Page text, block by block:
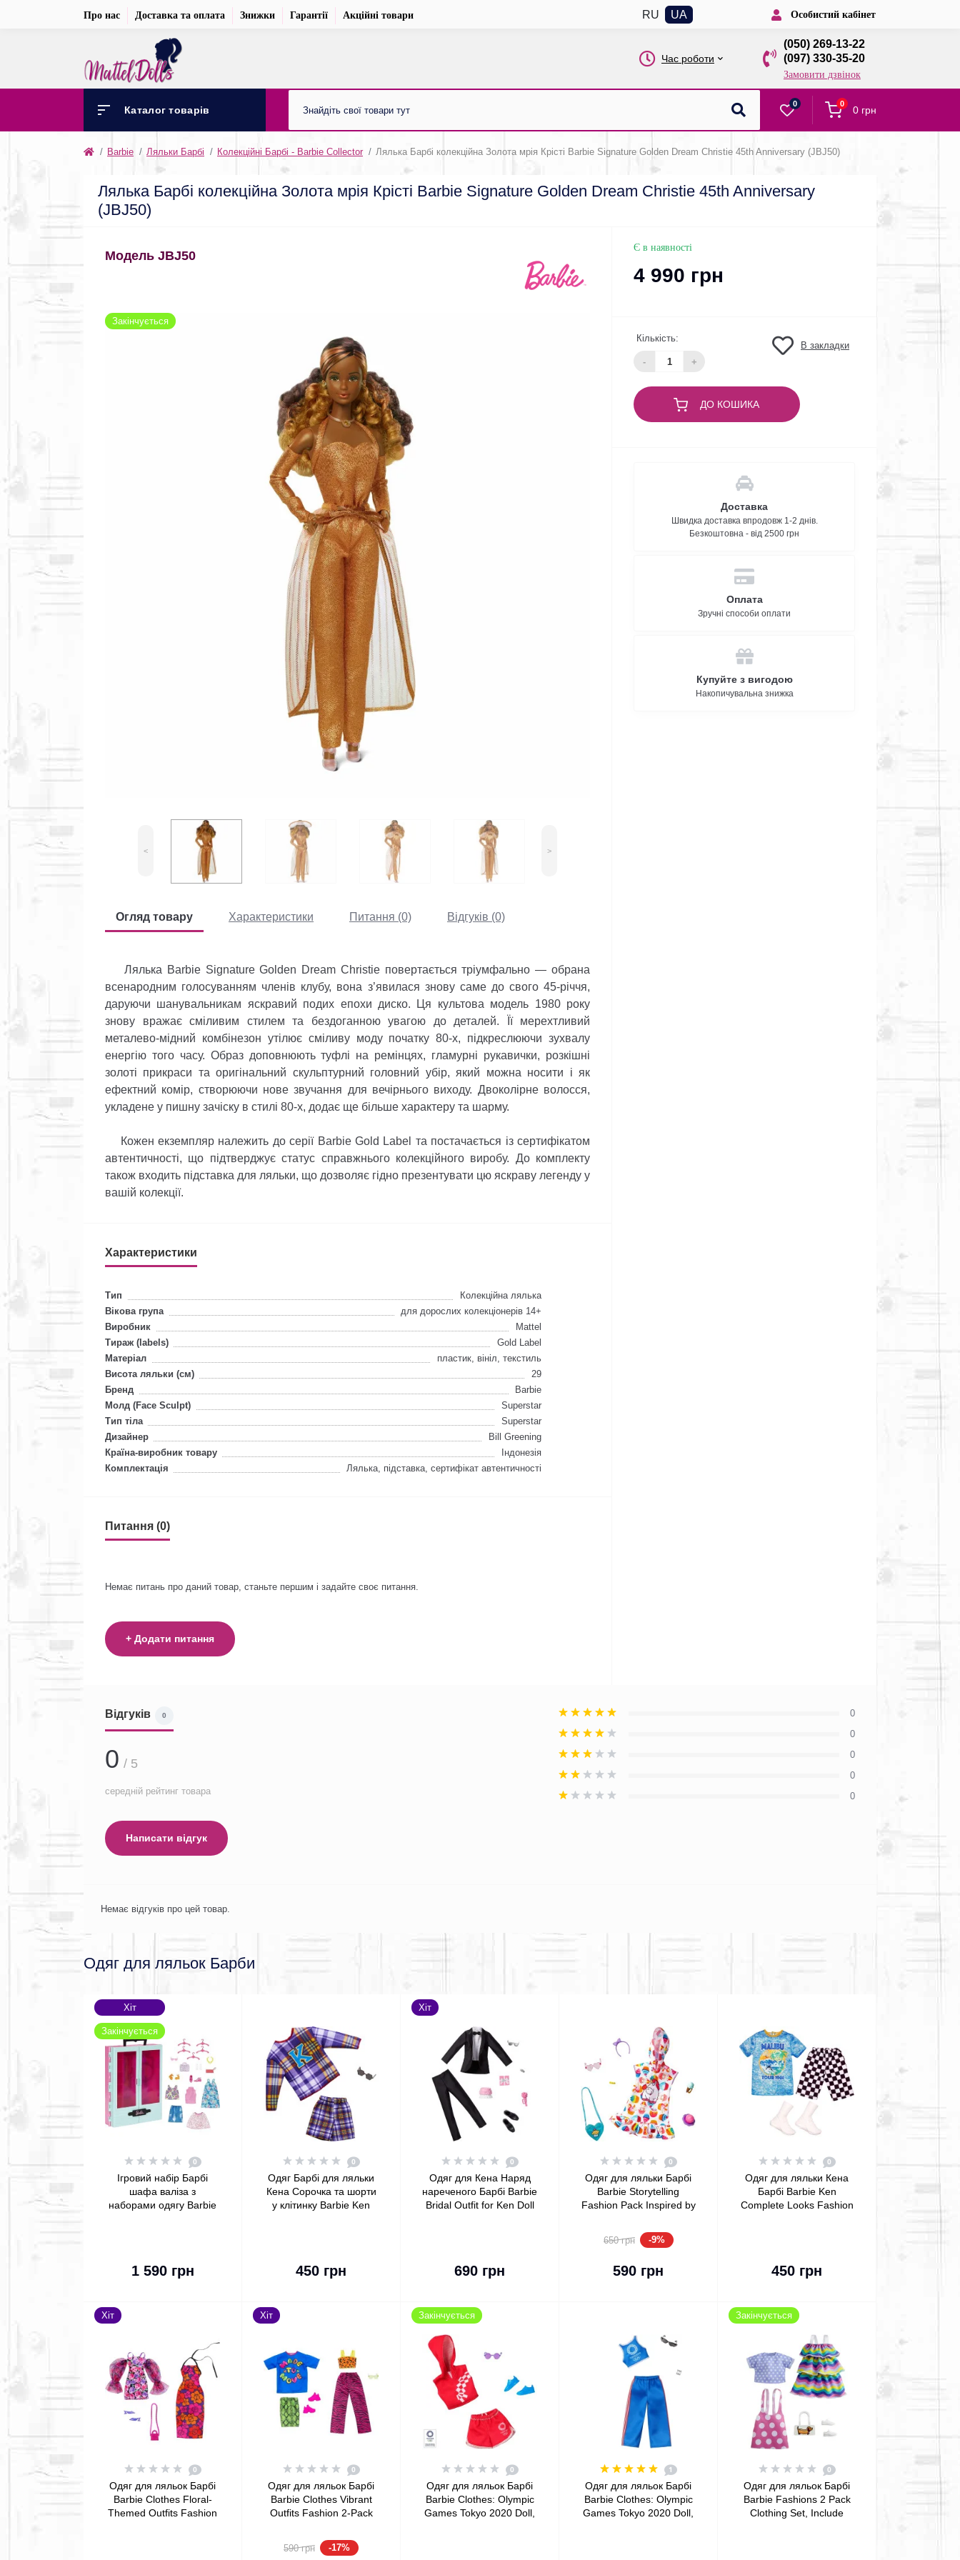
Про нас Доставка та оплата Знижки Гарантії Акційні товари RU UA Особистий кабінет
Час роботи
(050) 269-13-22
(097) 330-35-20
Замовити дзвінок
Каталог товарів
0 0
0 грн
Barbie Ляльки Барбі Колекційні Барбі - Barbie Collector Лялька Барбі колекційна Золота мрія Крісті Barbie Signature Golden Dream Christie 45th Anniversary (JBJ50)
Лялька Барбі колекційна Золота мрія Крісті Barbie Signature Golden Dream Christie 45th Anniversary
(JBJ50)
Модель JBJ50
Закінчується
< >
Огляд товару Характеристики Питання (0) Відгуків (0)
Лялька Barbie Signature Golden Dream Christie повертається тріумфально — обрана
всенародним голосуванням членів клубу, вона з’явилася знову саме до свого 45-річчя,
даруючи шанувальникам яскравий подих епохи диско. Ця культова модель 1980 року
знову вражає сміливим стилем та бездоганною увагою до деталей. Її мерехтливий
металево-мідний комбінезон утілює сміливу моду початку 80-х, підкреслюючи зухвалу
енергію того часу. Образ доповнюють туфлі на ремінцях, гламурні рукавички, розкішні
золоті прикраси та оригінальний скульптурний головний убір, який можна носити і як
ефектний комір, створюючи нове звучання для вечірнього виходу. Двоколірне волосся,
укладене у пишну зачіску в стилі 80-х, додає ще більше характеру та шарму.
Кожен екземпляр належить до серії Barbie Gold Label та постачається із сертифікатом
автентичності, що підтверджує статус справжнього колекційного виробу. До комплекту
також входить підставка для ляльки, що дозволяє гідно презентувати цю яскраву легенду у
вашій колекції.
Характеристики
Тип
Колекційна лялька
Вікова група
для дорослих колекціонерів 14+
Виробник
Mattel
Тираж (labels)
Gold Label
Матеріал
пластик, вініл, текстиль
Висота ляльки (см)
29
Бренд
Barbie
Молд (Face Sculpt)
Superstar
Тип тіла
Superstar
Дизайнер
Bill Greening
Країна-виробник товару
Індонезія
Комплектація
Лялька, підставка, сертифікат автентичності
Питання (0)
Немає питань про даний товар, станьте першим і задайте своє питання.
+ Додати питання
Є в наявності
4 990 грн
Кількість:
- +
В закладки
ДО КОШИКА
Доставка
Швидка доставка впродовж 1-2 днів.
Безкоштовна - від 2500 грн
Оплата
Зручні способи оплати
Купуйте з вигодою
Накопичувальна знижка
Відгуків 0
0 / 5
середній рейтинг товара
Написати відгук
0
0
0
0
0
Немає відгуків про цей товар.
Одяг для ляльок Барби
Хіт
Закінчується
0
Ігровий набір Барбі
шафа валіза з
наборами одягу Barbie
1 590 грн
0
Одяг Барбі для ляльки
Кена Сорочка та шорти
у клітинку Barbie Ken
450 грн
Хіт
0
Одяг для Кена Наряд
нареченого Барбі Barbie
Bridal Outfit for Ken Doll
690 грн
0
Одяг для ляльки Барбі
Barbie Storytelling
Fashion Pack Inspired by
6 Accessories
650 грн -9%
590 грн
0
Одяг для ляльки Кена
Барбі Barbie Ken
Complete Looks Fashion
450 грн
Хіт
0
Одяг для ляльок Барбі
Barbie Clothes Floral-
Themed Outfits Fashion
Хіт
0
Одяг для ляльок Барбі
Barbie Clothes Vibrant
Outfits Fashion 2-Pack
590 грн -17%
Закінчується
0
Одяг для ляльок Барбі
Barbie Clothes: Olympic
Games Tokyo 2020 Doll,
1
Одяг для ляльок Барбі
Barbie Clothes: Olympic
Games Tokyo 2020 Doll,
Закінчується
0
Одяг для ляльок Барбі
Barbie Fashions 2 Pack
Clothing Set, Include